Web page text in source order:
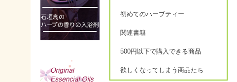
初めてのハーブティー
関連書籍
500円以下で購入できる商品
欲しくなってしまう商品たち